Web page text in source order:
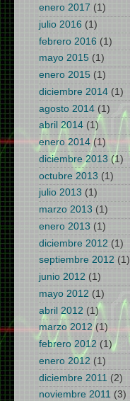
enero 2017 (1)
julio 2016 (1)
febrero 2016 (1)
mayo 2015 (1)
enero 2015 (1)
diciembre 2014 (1)
agosto 2014 (1)
abril 2014 (1)
enero 2014(1)
diciembre 2013 (1)
octubre 2013 (1)
julio 2013 (1)
marzo 2013 (1)
enero 2013 (1)
diciembre 2012 (1)
septiembre 2012 (1)
junio 2012 (1)
mayo 2012 (1)
abril 2012 (1)
marzo 2012(1)
febrero 2012 (1)
enero 2012 (1)
diciembre 2011 (2)
noviembre 2011 (3)